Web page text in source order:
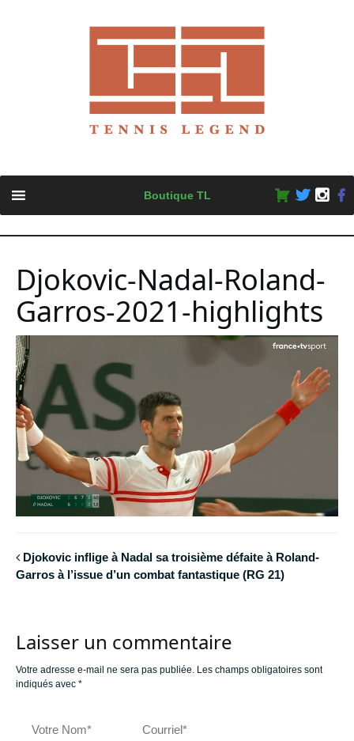
content
Boutique TL
Djokovic-Nadal-Roland-
Garros-2021-highlights
Djokovic inflige à Nadal sa troisième défaite à Roland-
Garros à l’issue d’un combat fantastique (RG 21)
Laisser un commentaire
Votre adresse e-mail ne sera pas publiée. Les champs obligatoires sont
indiqués avec *